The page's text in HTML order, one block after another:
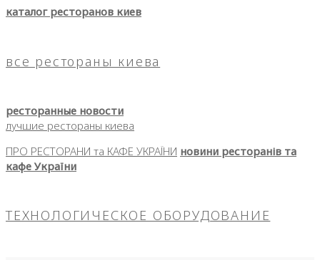
каталог ресторанов киев
все рестораны киева
ресторанные новости
лучшие рестораны киева
ПРО РЕСТОРАНИ та КАФЕ УКРАЇНИ новини ресторанів та
кафе України
ТЕХНОЛОГИЧЕСКОЕ ОБОРУДОВАНИЕ